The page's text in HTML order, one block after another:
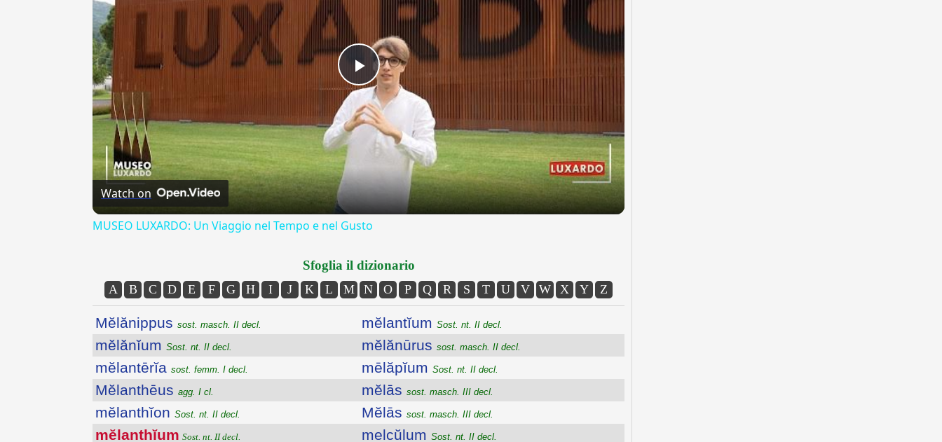
Play
Video
Watch on
MUSEO LUXARDO: Un Viaggio nel Tempo e nel Gusto
Sfoglia il dizionario
A B C D E F G H I J K L M N O P Q R S T U V W X Y Z
Mĕlănippus sost. masch. II decl.
mĕlănĭum Sost. nt. II decl.
mĕlantērĭa sost. femm. I decl.
Mĕlanthēus agg. I cl.
mĕlanthĭon Sost. nt. II decl.
mĕlanthĭum Sost. nt. II decl.
mĕlantĭum Sost. nt. II decl.
mĕlănūrus sost. masch. II decl.
mēlăpĭum Sost. nt. II decl.
mĕlās sost. masch. III decl.
Mĕlās sost. masch. III decl.
melcŭlum Sost. nt. II decl.